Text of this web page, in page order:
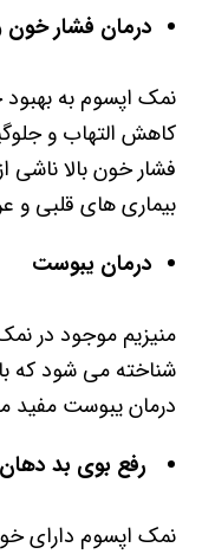
درمان فشار
نمک اپسوم به
کاهش التهاب و
فشار خون بالا ناشی
بیماری های قلبی
درمان یبوست
منیزیم موجود در
شناخته می شود که
درمان یبوست مفید
رفع بوی بد
نمک اپسوم دارای